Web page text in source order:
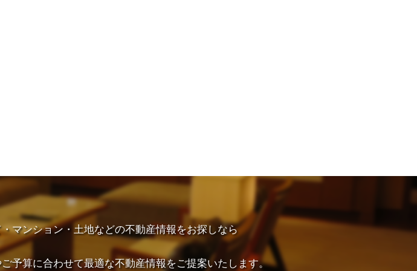
マンション・土地などの不動産情報をお探しなら
予算に合わせて最適な不動産情報をご提案いたします。